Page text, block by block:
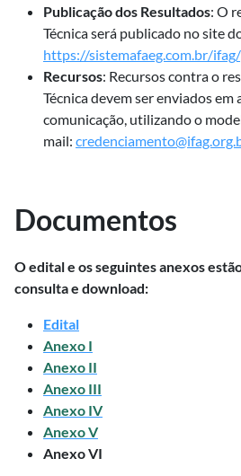
Publicação dos Resultados: O
Técnica será publicado no site
https://sistemafaeg.com.br/
Recursos: Recursos contra o
Técnica devem ser enviados
comunicação, utilizando o
mail:
Documentos
O edital e os seguintes anexos
consulta e download:
Edital
Anexo I
Anexo II
Anexo III
Anexo IV
Anexo V
Anexo VI